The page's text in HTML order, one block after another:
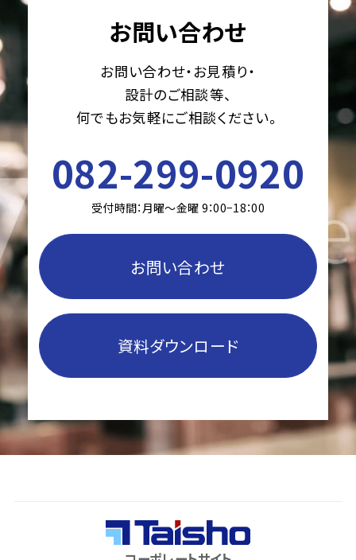
お問い合わせ
お問い合わせ・お見積り・
設計のご相談等、
何でもお気軽にご相談ください。
082-299-0920
受付時間：月曜〜金曜 9：00−18：00
お問い合わせ
資料ダウンロード